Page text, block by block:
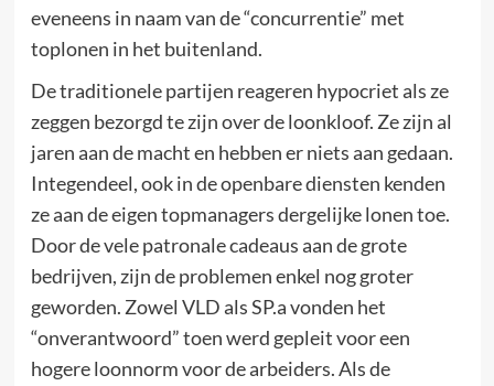
eveneens in naam van de “concurrentie” met
toplonen in het buitenland.
De traditionele partijen reageren hypocriet als ze
zeggen bezorgd te zijn over de loonkloof. Ze zijn al
jaren aan de macht en hebben er niets aan gedaan.
Integendeel, ook in de openbare diensten kenden
ze aan de eigen topmanagers dergelijke lonen toe.
Door de vele patronale cadeaus aan de grote
bedrijven, zijn de problemen enkel nog groter
geworden. Zowel VLD als SP.a vonden het
“onverantwoord” toen werd gepleit voor een
hogere loonnorm voor de arbeiders. Als de